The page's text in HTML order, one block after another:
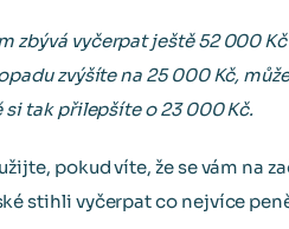
zbývá vyčerpat ještě 52 000
zvýšíte na 25 000 Kč,
si tak přilepšíte o 23 000 Kč.
pokud víte, že se vám na
stihli vyčerpat co nejvíce